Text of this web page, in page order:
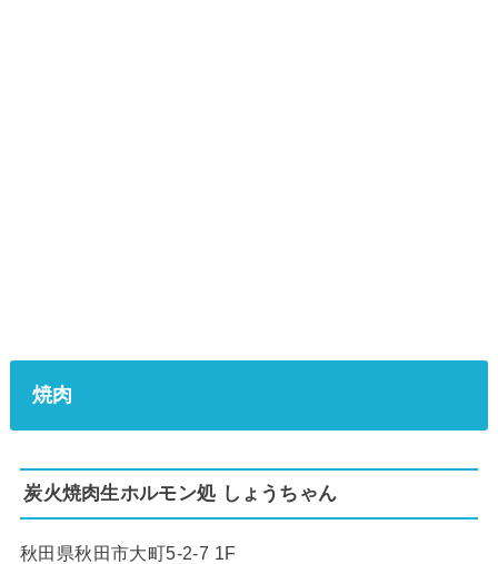
焼肉
炭火焼肉生ホルモン処 しょうちゃん
秋田県秋田市大町5-2-7 1F